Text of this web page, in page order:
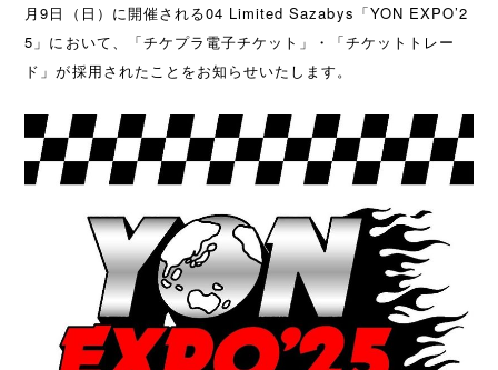
月9日（日）に開催される04 Limited Sazabys「YON EXPO’2
5」において、「チケプラ電子チケット」・「チケットトレー
ド」が採用されたことをお知らせいたします。